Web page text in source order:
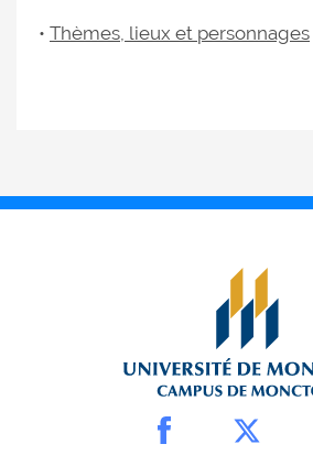
• Thèmes, lieux et personnages